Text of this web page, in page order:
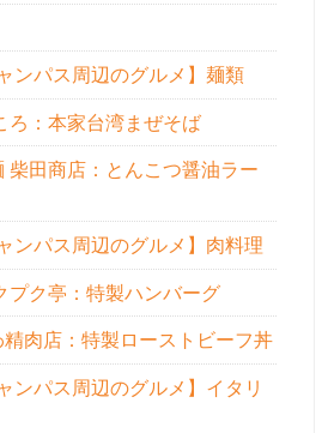
ンパス周辺のグルメ】麺類
：本家台湾まぜそば
田商店：とんこつ醤油ラー
ンパス周辺のグルメ】肉料理
ク亭：特製ハンバーグ
肉店：特製ローストビーフ丼
ンパス周辺のグルメ】イタリ